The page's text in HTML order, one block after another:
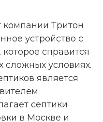
компании Тритон
устройство с
справится
сложных условиях.
является
септики
в Москве и